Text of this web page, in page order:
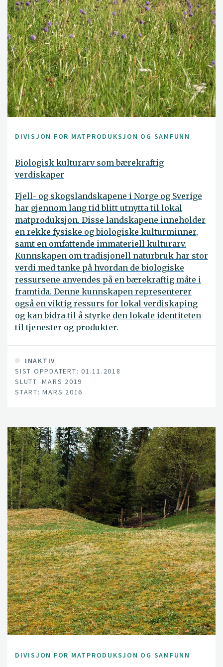
DIVISJON FOR MATPRODUKSJON OG SAMFUNN
Biologisk kulturarv som bærekraftig
verdiskaper
Fjell- og skogslandskapene i Norge og Sverige
har gjennom lang tid blitt utnytta til lokal
matproduksjon. Disse landskapene inneholder
en rekke fysiske og biologiske kulturminner,
samt en omfattende immateriell kulturarv.
Kunnskapen om tradisjonell naturbruk har stor
verdi med tanke på hvordan de biologiske
ressursene anvendes på en bærekraftig måte i
framtida. Denne kunnskapen representerer
også en viktig ressurs for lokal verdiskaping
og kan bidra til å styrke den lokale identiteten
til tjenester og produkter.
INAKTIV
SIST OPPDATERT: 01.11.2018
SLUTT: MARS 2019
START: MARS 2016
DIVISJON FOR MATPRODUKSJON OG SAMFUNN